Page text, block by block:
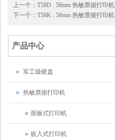
上一个： T58D : 58mm 热敏票据打印机
下一个： T58K : 58mm 热敏票据打印机
产品中心
军工级硬盘
热敏票据打印机
面板式打印机
嵌入式打印机